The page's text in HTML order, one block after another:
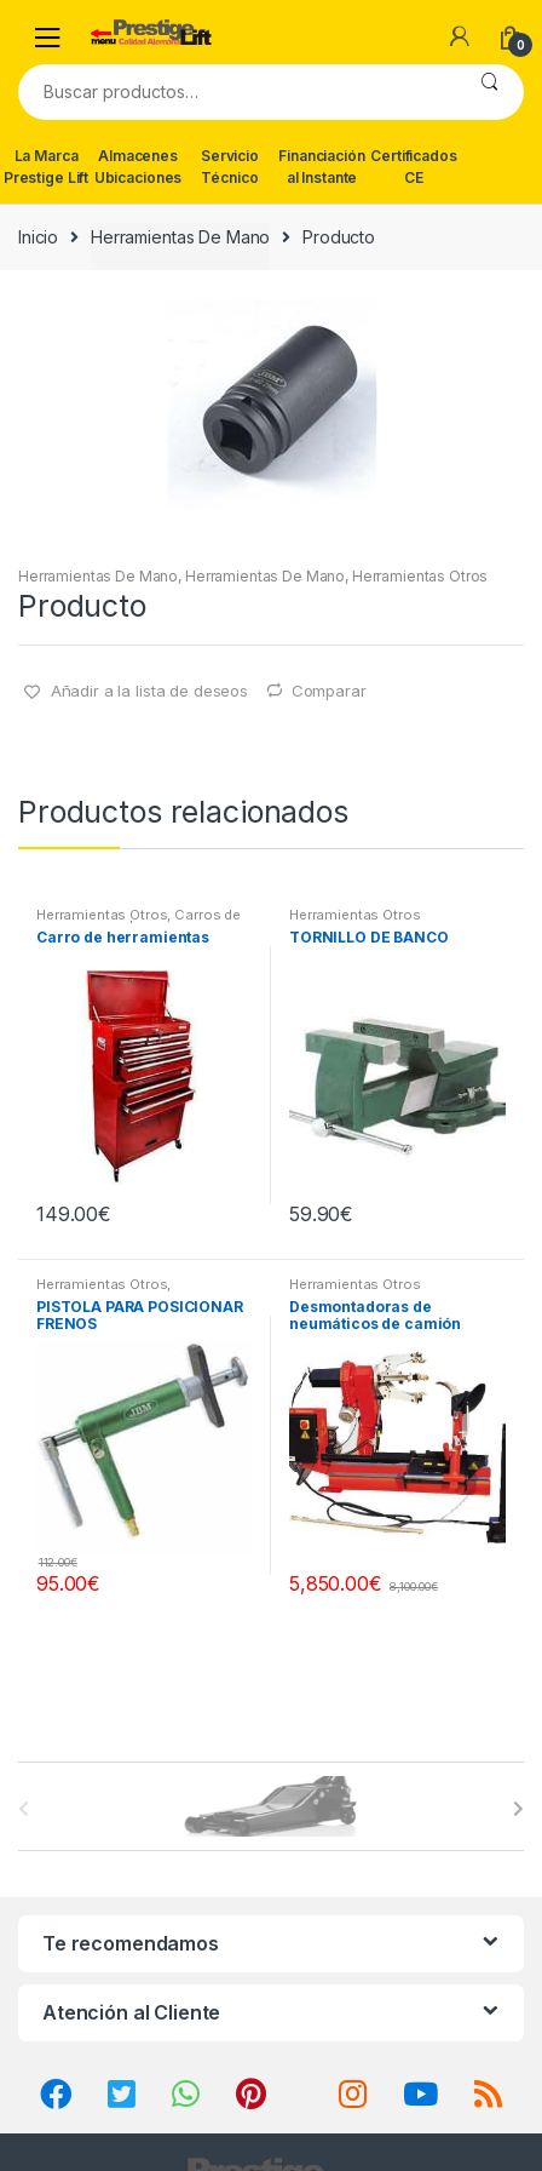
navigation
content
0
Buscar
por:
La Marca
Prestige Lift
Almacenes
Ubicaciones
Servicio
Técnico
Financiación
al Instante
Certificados
CE
Inicio Herramientas De Mano Producto
Herramientas De Mano, Herramientas De Mano, Herramientas Otros
Producto
Añadir a la lista de deseos Comparar
Productos relacionados
Herramientas Otros, Carros de
Herramientas | Bancos
Carro de herramientas
149.00€
Herramientas Otros
TORNILLO DE BANCO
59.90€
Herramientas Otros,
Herramientas Frenos y
Refrigeración
PISTOLA PARA POSICIONAR
FRENOS
95.00€
112.00€
Herramientas Otros
Desmontadoras de
neumáticos de camión
5,850.00€ 8,100.00€
Te recomendamos
Atención al Cliente